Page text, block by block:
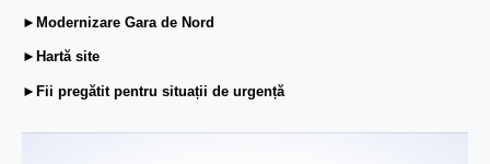
►Modernizare Gara de Nord
►Hartă site
►Fii pregătit pentru situații de urgență